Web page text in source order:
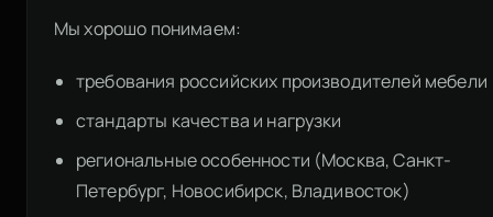
Мы хорошо понимаем:
требования российских производителей мебели
стандарты качества и нагрузки
региональные особенности (Москва, Санкт-
Петербург, Новосибирск, Владивосток)